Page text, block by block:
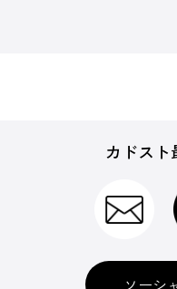
カドスト
ソーシ